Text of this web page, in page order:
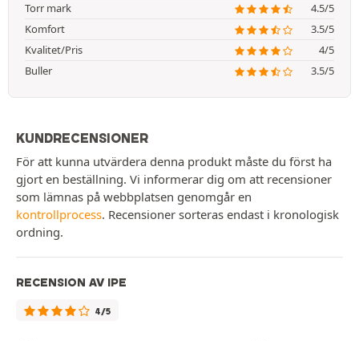
Torr mark
4.5/5
Komfort
3.5/5
Kvalitet/Pris
4/5
Buller
3.5/5
KUNDRECENSIONER
För att kunna utvärdera denna produkt måste du först ha
gjort en beställning. Vi informerar dig om att recensioner
som lämnas på webbplatsen genomgår en
kontrollprocess. Recensioner sorteras endast i kronologisk
ordning.
RECENSION AV IPE
4/5